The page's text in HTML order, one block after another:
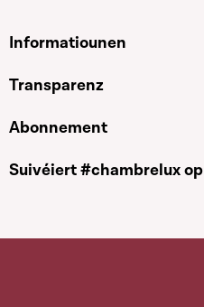
Informatiounen
Transparenz
Abonnement
Suivéiert #chambrelux op